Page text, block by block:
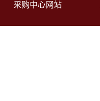
采购中心网站